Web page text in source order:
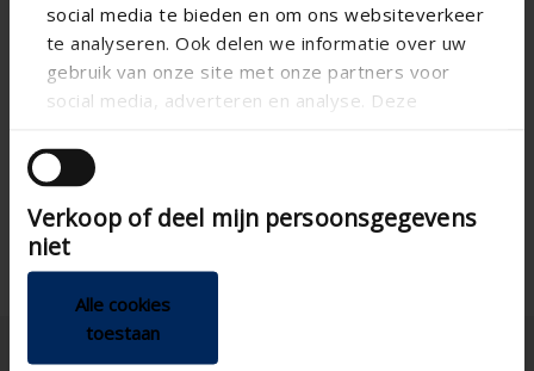
social media te bieden en om ons websiteverkeer
te analyseren. Ook delen we informatie over uw
gebruik van onze site met onze partners voor
social media, adverteren en analyse. Deze
andere informatie die u aan ze heeft verstrekt of
die ze hebben verzameld op basis van uw gebruik
van hun services.
Verkoop of deel mijn persoonsgegevens
niet
Alle cookies
toestaan
Technical specifications
Install option